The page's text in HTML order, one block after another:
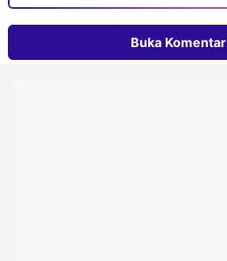
Buka Komentar